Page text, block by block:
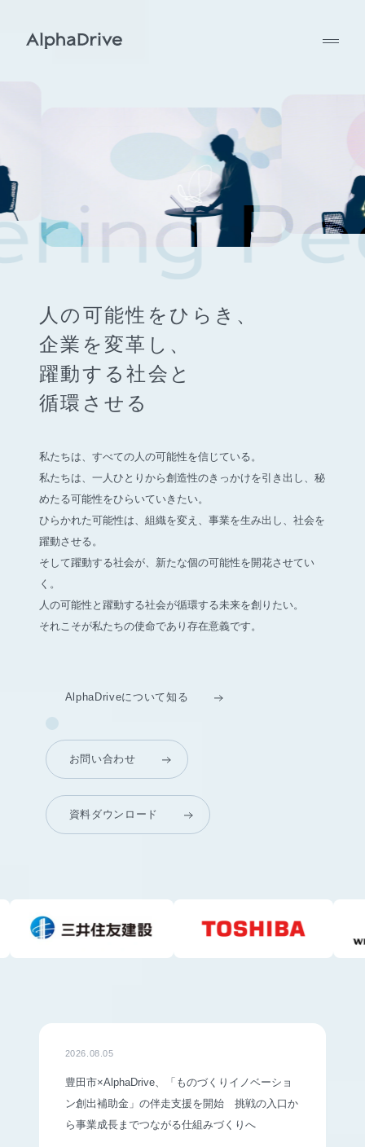
人の可能性をひらき、
企業を変革し、
躍動する社会と
循環させる
私たちは、すべての人の可能性を信じている。
私たちは、一人ひとりから創造性のきっかけを引き出し、 秘
めたる可能性をひらいていきたい。
ひらかれた可能性は、組織を変え、事業を生み出し、社会を
躍動させる。
そして躍動する社会が、新たな個の可能性を開花させてい
く。
人の可能性と躍動する社会が循環する未来を創りたい。
それこそが私たちの使命であり存在意義です。
AlphaDriveについて知る
お問い合わせ
資料ダウンロード
2026.08.05
豊田市×AlphaDrive、「ものづくりイノベーショ
ン創出補助金」の伴走支援を開始 挑戦の入口か
ら事業成長までつながる仕組みづくりへ